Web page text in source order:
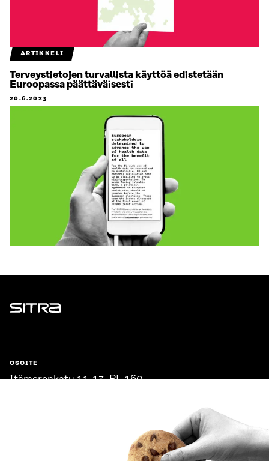
ARTIKKELI
Terveystietojen turvallista käyttöä edistetään
Euroopassa päättäväisesti
20.6.2023
Sitra
OSOITE
Itämerenkatu 11-13, PL 160,